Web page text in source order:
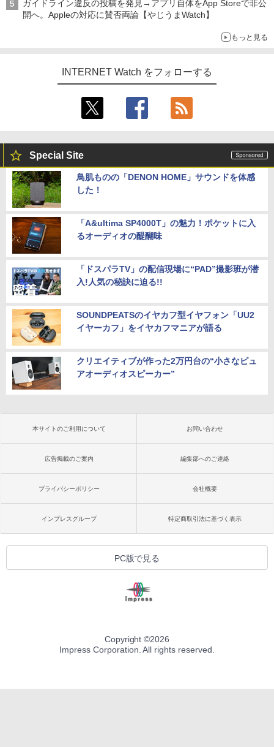
ガイドライン違反の投稿を発見→アプリ自体をApp Storeで非公
開へ。Appleの対応に賛否両論【やじうまWatch】
もっと見る
INTERNET Watch をフォローする
Special Site
鳥肌ものの「DENON HOME」サウンドを体感
した！
「A&ultima SP4000T」の魅力！ポケットに入
るオーディオの醍醐味
「ドスパラTV」の配信現場に“PAD”撮影班が潜
入!人気の秘訣に迫る!!
SOUNDPEATSのイヤカフ型イヤフォン「UU2
イヤーカフ」をイヤカフマニアが語る
クリエイティブが作った2万円台の“小さなピュ
アオーディオスピーカー”
本サイトのご利用について お問い合わせ
広告掲載のご案内 編集部へのご連絡
プライバシーポリシー 会社概要
インプレスグループ 特定商取引法に基づく表示
PC版で見る
Copyright ©2026
Impress Corporation. All rights reserved.